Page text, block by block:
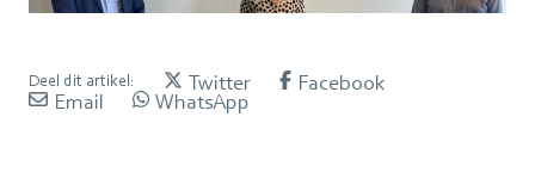
Deel dit artikel: Twitter Facebook
Email WhatsApp